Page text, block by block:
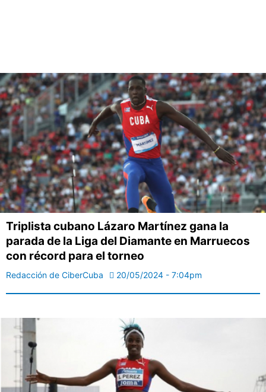
Triplista cubano Lázaro Martínez gana la
parada de la Liga del Diamante en Marruecos
con récord para el torneo
Redacción de CiberCuba 20/05/2024 - 7:04pm